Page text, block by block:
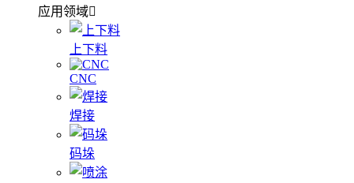
应用领域
上下料
CNC
焊接
码垛